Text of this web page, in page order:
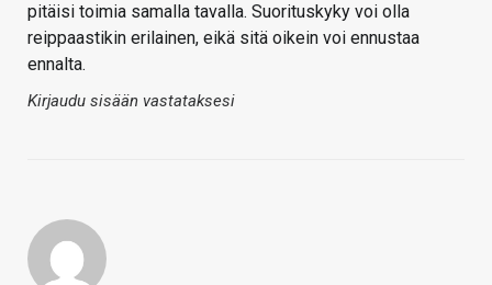
pitäisi toimia samalla tavalla. Suorituskyky voi olla
reippaastikin erilainen, eikä sitä oikein voi ennustaa
ennalta.
Kirjaudu sisään vastataksesi